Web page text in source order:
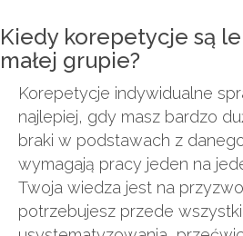
Kiedy korepetycje są
małej grupie?
Korepetycje indywidualne
najlepiej, gdy masz bardzo
braki w podstawach z
wymagają pracy jeden na
Twoja wiedza jest na
potrzebujesz przede